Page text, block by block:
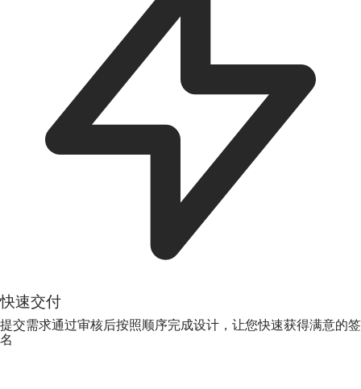
快速交付
提交需求通过审核后按照顺序完成设计，让您快速获得满意的签
名